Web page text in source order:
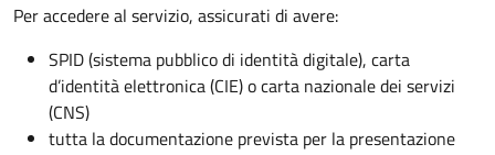
Per accedere al servizio, assicurati di avere:
SPID (sistema pubblico di identità digitale), carta
d’identità elettronica (CIE) o carta nazionale dei servizi
(CNS)
tutta la documentazione prevista per la presentazione